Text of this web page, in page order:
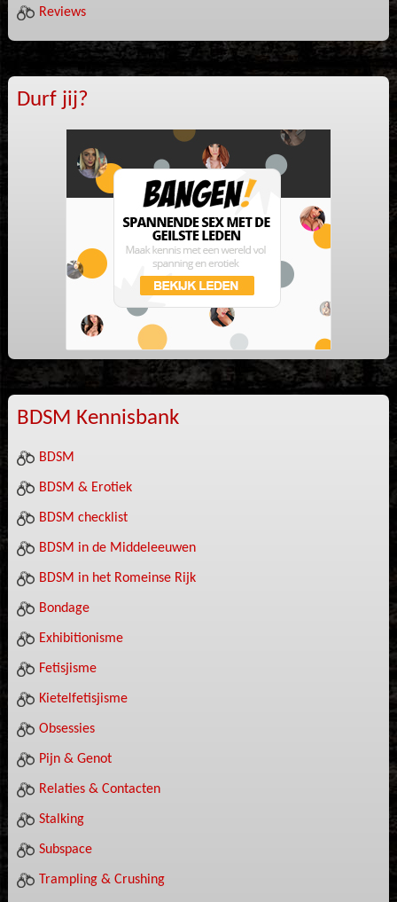
Reviews
Durf jij?
BDSM Kennisbank
BDSM
BDSM & Erotiek
BDSM checklist
BDSM in de Middeleeuwen
BDSM in het Romeinse Rijk
Bondage
Exhibitionisme
Fetisjisme
Kietelfetisjisme
Obsessies
Pijn & Genot
Relaties & Contacten
Stalking
Subspace
Trampling & Crushing